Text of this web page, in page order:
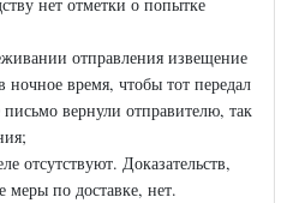
отправления извещение
ночное время, чтобы тот передал
вернули отправителю, так
отсутствуют. Доказательств,
меры по доставке, нет.